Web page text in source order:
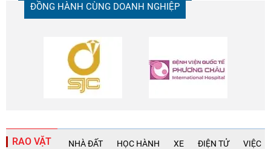
ĐỒNG HÀNH CÙNG DOANH NGHIỆP
RAO VẶT NHÀ ĐẤT HỌC HÀNH XE ĐIỆN TỬ VIỆC